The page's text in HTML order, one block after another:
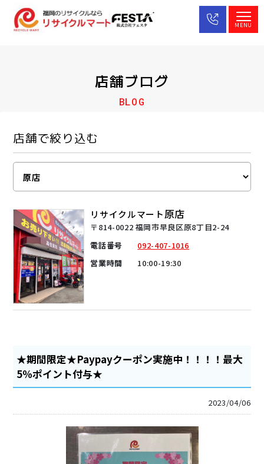
店舗ブログ
BLOG
店舗で絞り込む
リサイクルマート原店
〒814-0022 福岡市早良区原8丁目2-24
電話番号
092-407-1016
営業時間
10:00-19:30
★期間限定★Paypayクーポン実施中！！！！最大
5％ポイント付与★
2023/04/06
MENU